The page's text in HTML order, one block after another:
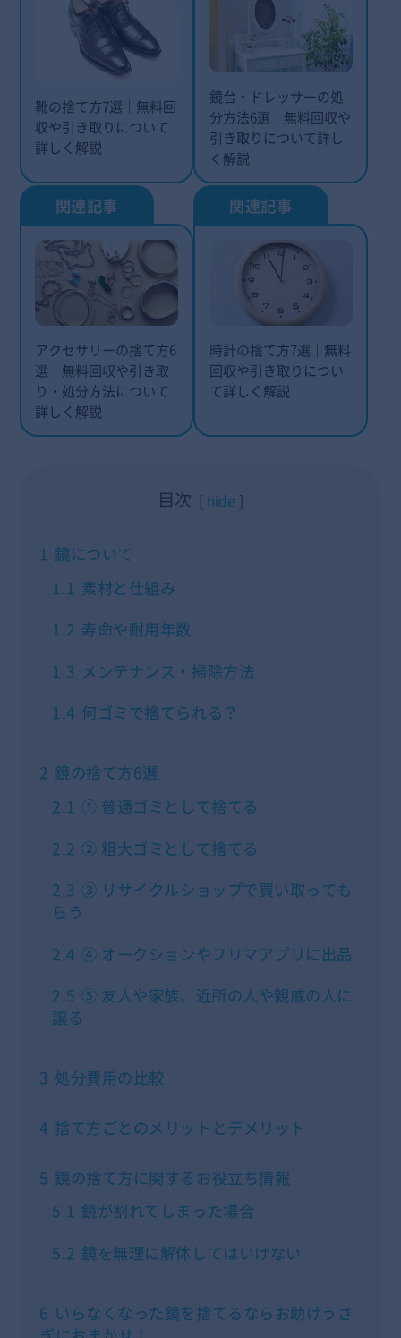
靴の捨て方7選｜無料回
収や引き取りについて
詳しく解説
鏡台・ドレッサーの処
分方法6選｜無料回収や
引き取りについて詳し
く解説
アクセサリーの捨て方6
選｜無料回収や引き取
り・処分方法について
詳しく解説
時計の捨て方7選｜無料
回収や引き取りについ
て詳しく解説
目次 hide
1 鏡について
1.1 素材と仕組み
1.2 寿命や耐用年数
1.3 メンテナンス・掃除方法
1.4 何ゴミで捨てられる？
2 鏡の捨て方6選
2.1 ① 普通ゴミとして捨てる
2.2 ② 粗大ゴミとして捨てる
2.3 ③ リサイクルショップで買い取っても
らう
2.4 ④ オークションやフリマアプリに出品
2.5 ⑤ 友人や家族、近所の人や親戚の人に
譲る
3 処分費用の比較
4 捨て方ごとのメリットとデメリット
5 鏡の捨て方に関するお役立ち情報
5.1 鏡が割れてしまった場合
5.2 鏡を無理に解体してはいけない
6 いらなくなった鏡を捨てるならお助けうさ